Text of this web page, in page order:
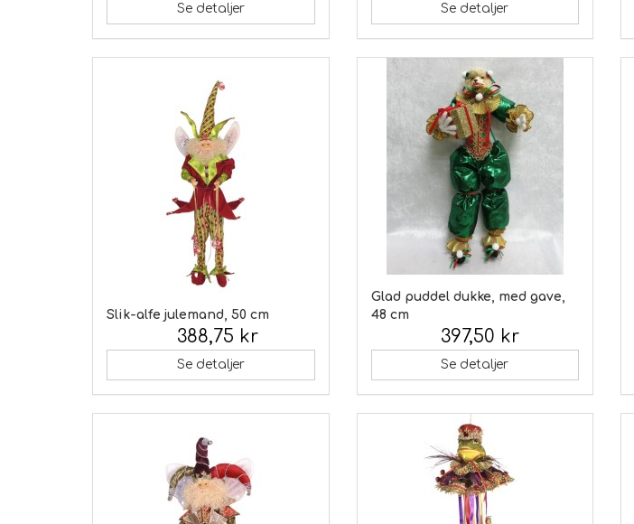
Se detaljer Se detaljer
Slik-alfe julemand, 50 cm
388,75 kr
Se detaljer
Glad puddel dukke, med gave,
48 cm
397,50 kr
Se detaljer